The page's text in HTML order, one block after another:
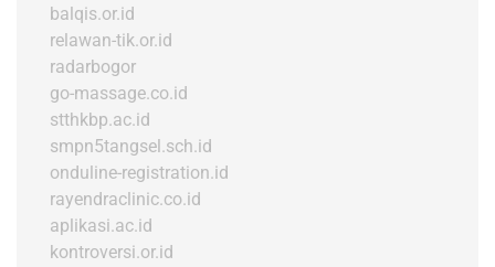
balqis.or.id
relawan-tik.or.id
radarbogor
go-massage.co.id
stthkbp.ac.id
smpn5tangsel.sch.id
onduline-registration.id
rayendraclinic.co.id
aplikasi.ac.id
kontroversi.or.id